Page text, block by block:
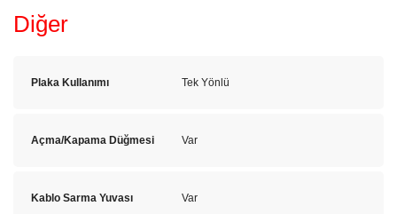
Diğer
Plaka Kullanımı Tek Yönlü
Açma/Kapama Düğmesi Var
Kablo Sarma Yuvası Var